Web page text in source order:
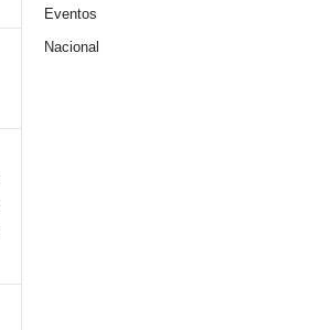
Eventos
Nacional